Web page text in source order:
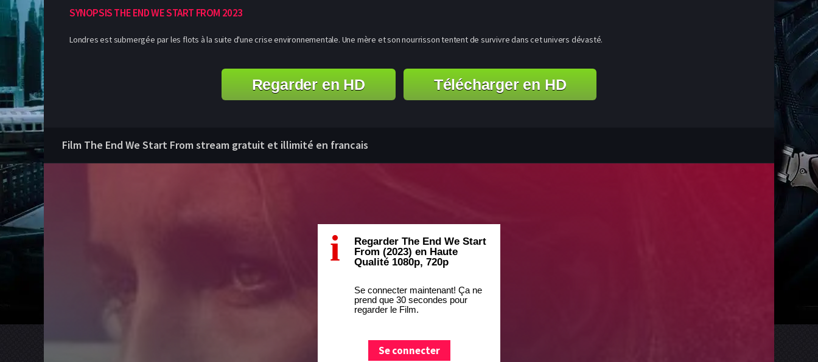
SYNOPSIS THE END WE START FROM 2023
Londres est submergée par les flots à la suite d'une crise environnementale. Une mère et son nourrisson tentent de survivre dans cet univers dévasté.
Regarder en HD Télécharger en HD
Film The End We Start From stream gratuit et illimité en francais
i
Regarder The End We Start
From (2023) en Haute
Qualité 1080p, 720p
Se connecter maintenant! Ça ne
prend que 30 secondes pour
regarder le Film.
Se connecter